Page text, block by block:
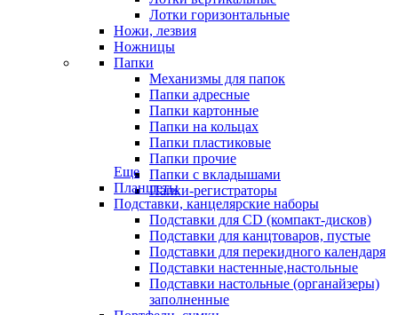
Лотки горизонтальные
Ножи, лезвия
Ножницы
Папки
Механизмы для папок
Папки адресные
Папки картонные
Папки на кольцах
Папки пластиковые
Папки прочие
Папки с вкладышами
Папки-регистраторы
Еще
Планшеты
Подставки, канцелярские наборы
Подставки для CD (компакт-дисков)
Подставки для канцтоваров, пустые
Подставки для перекидного календаря
Подставки настенные,настольные
Подставки настольные (органайзеры)
заполненные